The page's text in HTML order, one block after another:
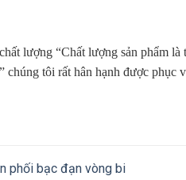
lượng “Chất lượng sản phẩm là
chúng tôi rất hân hạnh được phục
phối bạc đạn vòng bi